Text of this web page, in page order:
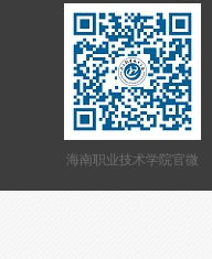
海南职业技术学院官微